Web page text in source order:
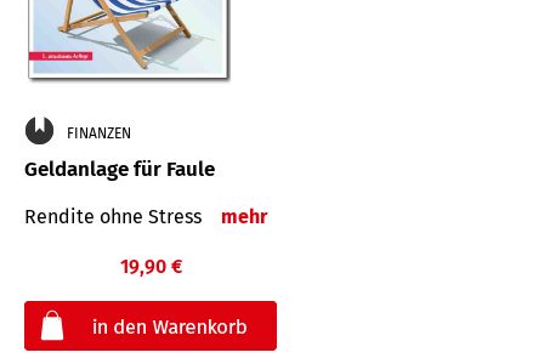
FINANZEN
Geldanlage für Faule
Rendite ohne Stress mehr
19,90 €